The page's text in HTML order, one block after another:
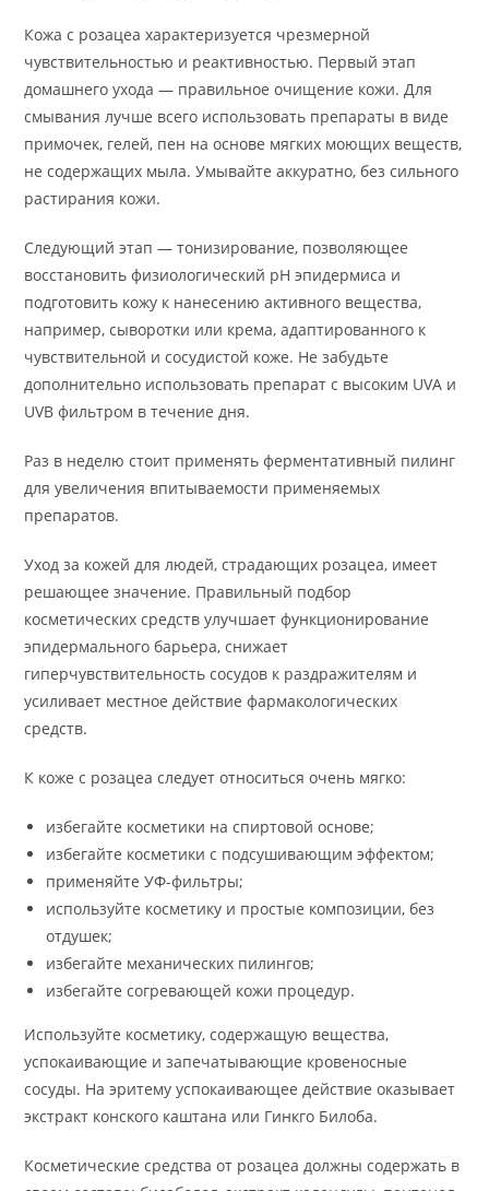
Кожа с розацеа характеризуется чрезмерной
чувствительностью и реактивностью. Первый этап
домашнего ухода — правильное очищение кожи. Для
смывания лучше всего использовать препараты в виде
примочек, гелей, пен на основе мягких моющих веществ,
не содержащих мыла. Умывайте аккуратно, без сильного
растирания кожи.
Следующий этап — тонизирование, позволяющее
восстановить физиологический рН эпидермиса и
подготовить кожу к нанесению активного вещества,
например, сыворотки или крема, адаптированного к
чувствительной и сосудистой коже. Не забудьте
дополнительно использовать препарат с высоким UVA и
UVB фильтром в течение дня.
Раз в неделю стоит применять ферментативный пилинг
для увеличения впитываемости применяемых
препаратов.
Уход за кожей для людей, страдающих розацеа, имеет
решающее значение. Правильный подбор
косметических средств улучшает функционирование
эпидермального барьера, снижает
гиперчувствительность сосудов к раздражителям и
усиливает местное действие фармакологических
средств.
К коже с розацеа следует относиться очень мягко:
избегайте косметики на спиртовой основе;
избегайте косметики с подсушивающим эффектом;
применяйте УФ-фильтры;
используйте косметику и простые композиции, без
отдушек;
избегайте механических пилингов;
избегайте согревающей кожи процедур.
Используйте косметику, содержащую вещества,
успокаивающие и запечатывающие кровеносные
сосуды. На эритему успокаивающее действие оказывает
экстракт конского каштана или Гинкго Билоба.
Косметические средства от розацеа должны содержать в